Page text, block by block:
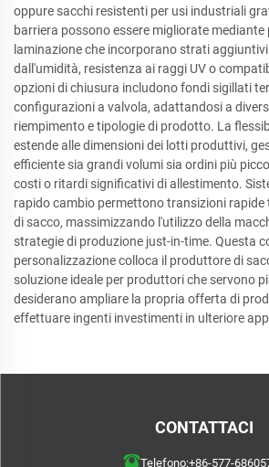
oppure sacchi resistenti per usi industriali
barriera possono essere migliorate mediante
laminazione che incorporano strati
dall'umidità, resistenza ai raggi UV o
opzioni di chiusura includono fondi sigillati
configurazioni a valvola, adattandosi a
riempimento e tipologie di prodotto. La
estende alle dimensioni dei lotti produttivi,
efficiente sia grandi volumi sia ordini più
costi o ritardi significativi di allestimento.
rapido cambio permettono transizioni rapide
di sacco, massimizzando l'utilizzo della
strategie di produzione just-in-time. Questa
personalizzazione colloca il produttore di
soluzione ideale per produttori che servono
desiderano ampliare la propria offerta di
effettuare ingenti investimenti in ulteriore
CONTATTACI
Telefono:+86-577-